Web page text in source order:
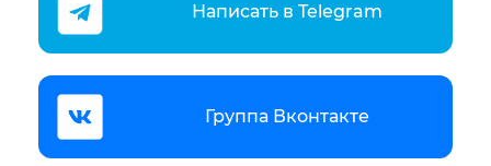
Написать в Telegram
Группа Вконтакте